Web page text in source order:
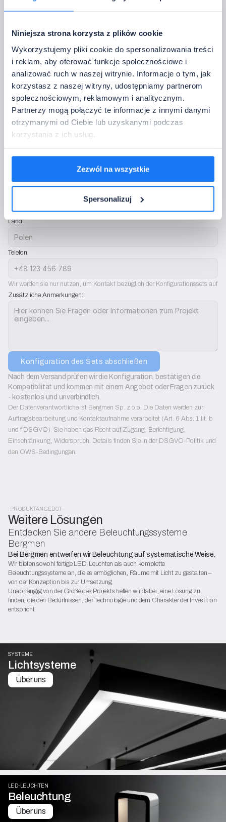
Niniejsza strona korzysta z plików cookie
Wykorzystujemy pliki cookie do spersonalizowania treści
i reklam, aby oferować funkcje społecznościowe i
analizować ruch w naszej witrynie. Informacje o tym, jak
korzystasz z naszej witryny, udostępniamy partnerom
społecznościowym, reklamowym i analitycznym.
Partnerzy mogą połączyć te informacje z innymi danymi
otrzymanymi od Ciebie lub uzyskanymi podczas
korzystania z ich usług.
Zezwól na wszystkie
Spersonalizuj
→   Technische Spezifikation
• Ausgangsleistung 12 V DC:
max. 360 W
• Ausgangsleistung 24 V DC
max. 720 W
• Ausgangsstrom:
3 x 10 A
• Steuerung:
433,92 MHz
• Betriebstemperatur:
-20~60°C
5. Kontaktinformationen
Bitte geben Sie die Daten an, zu denen wir mit der Bestätigung der
Vollständiger Firmenname:
Firmen-E-Mail-Adresse:
Land:
Telefon:
Wir werden sie nur nutzen, um Kontakt bezüglich der Konfigurationssets
Zusätzliche Anmerkungen:
Konfiguration des Sets abschließen
Nach dem Versand prüfen wir die Konfiguration, bestätigen die
Kompatibilität und kommen mit einem Angebot oder Fragen zurück
- kostenlos und unverbindlich.
Der Datenverantwortliche ist Bergmen Sp. z o.o. Die Daten werden zur
Auftragsbearbeitung und Kontaktaufnahme verarbeitet (Art. 6 Abs. 1 lit. b
und f DSGVO). Sie haben das Recht auf Zugang, Berichtigung,
Einschränkung, Widerspruch. Details finden Sie in der DSGVO-Politik und
den OWS-Bedingungen.
PRODUKTANGEBOT
Weitere Lösungen
Entdecken Sie andere Beleuchtungssysteme
Bergmen
Bei Bergmen entwerfen wir Beleuchtung auf systematische Weise.
Wir bieten sowohl fertige LED-Leuchten als auch komplette
Beleuchtungssysteme an, die es ermöglichen, Räume mit Licht zu gestalten –
von der Konzeption bis zur Umsetzung.
Unabhängig von der Größe des Projekts helfen wir dabei, eine Lösung zu
finden, die den Bedürfnissen, der Technologie und dem Charakter der Investition
entspricht.
SYSTEME
Lichtsysteme
Über uns
LED-LEUCHTEN
Beleuchtung
Über uns